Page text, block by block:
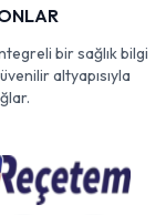
bir sağlık bilgi
altyapısıyla